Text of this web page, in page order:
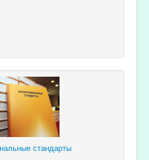
стандарты